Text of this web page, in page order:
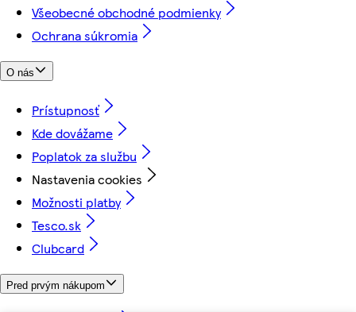
Všeobecné obchodné podmienky
Ochrana súkromia
O nás
Prístupnosť
Kde dovážame
Poplatok za službu
Nastavenia cookies
Možnosti platby
Tesco.sk
Clubcard
Pred prvým nákupom